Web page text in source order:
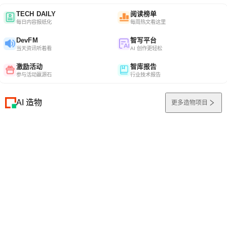
TECH DAILY
每日内容报纸化
阅读榜单
每周热文看这里
DevFM
当天资讯听着看
智写平台
AI 创作更轻松
激励活动
参与活动赢源石
智库报告
行业技术报告
AI 造物 更多造物项目